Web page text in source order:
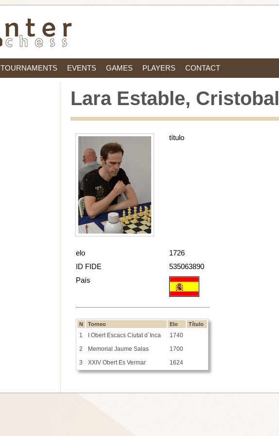
TOURNAMENTS EVENTS GAMES PLAYERS CONTACT
Lara Estable, Cristobal
título
elo
1726
ID FIDE
535063890
País
N Torneo Elo Título
1 I Obert Escacs Ciutat d´Inca
1740
2
Memorial Jaume Salas
1700
3
XXIV Obert Es Vermar 1624